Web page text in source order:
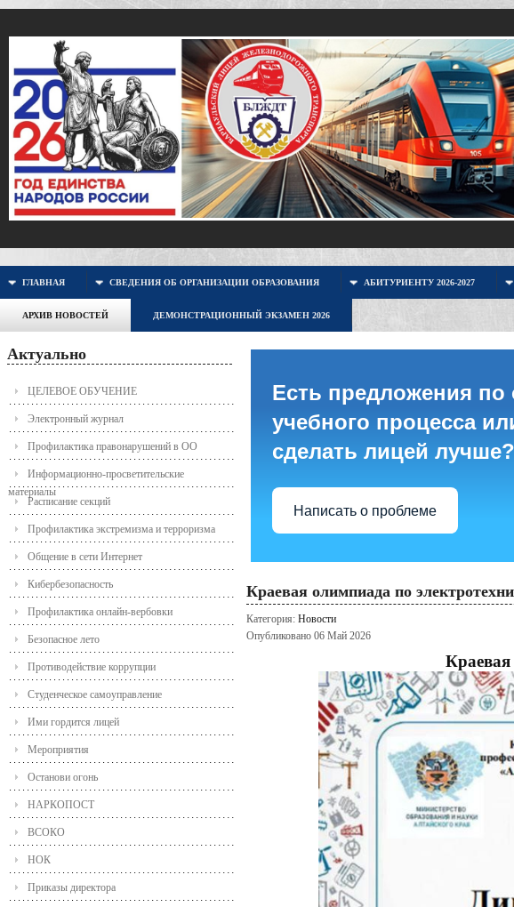
ГЛАВНАЯ СВЕДЕНИЯ ОБ ОРГАНИЗАЦИИ ОБРАЗОВАНИЯ АБИТУРИЕНТУ 2026-2027
АРХИВ НОВОСТЕЙ ДЕМОНСТРАЦИОННЫЙ ЭКЗАМЕН 2026
Актуально
ЦЕЛЕВОЕ ОБУЧЕНИЕ
Электронный журнал
Профилактика правонарушений в ОО
Информационно-просветительские
материалы
Расписание секций
Профилактика экстремизма и терроризма
Общение в сети Интернет
Кибербезопасность
Профилактика онлайн-вербовки
Безопасное лето
Противодействие коррупции
Студенческое самоуправление
Ими гордится лицей
Мероприятия
Останови огонь
НАРКОПОСТ
ВСОКО
НОК
Приказы директора
Есть предложения по
учебного процесса
сделать лицей лучше?
Написать о проблеме
Краевая олимпиада по
Категория: Новости
Опубликовано 06 Май 2026
Краевая